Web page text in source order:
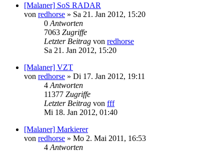
[Malaner] SoS RADAR
von redhorse » Sa 21. Jan 2012, 15:20
0 Antworten
7063 Zugriffe
Letzter Beitrag von redhorse
Sa 21. Jan 2012, 15:20
[Malaner] VZT
von redhorse » Di 17. Jan 2012, 19:11
4 Antworten
11377 Zugriffe
Letzter Beitrag von fff
Mi 18. Jan 2012, 01:40
[Malaner] Markierer
von redhorse » Mo 2. Mai 2011, 16:53
4 Antworten